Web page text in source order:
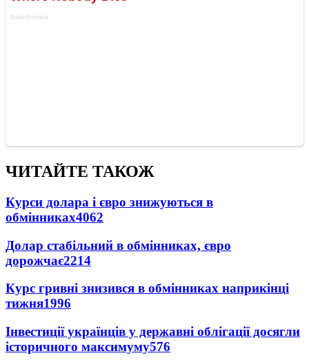
ЧИТАЙТЕ ТАКОЖ
Курси долара і євро знижуються в
обмінниках4062
Долар стабільний в обмінниках, євро
дорожчає2214
Курс гривні знизився в обмінниках наприкінці
тижня1996
Інвестиції українців у державні облігації досягли
історичного максимуму576